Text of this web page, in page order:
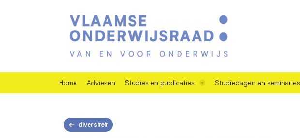
Home Adviezen Studies en publicaties Studiedagen en seminaries
diversiteit